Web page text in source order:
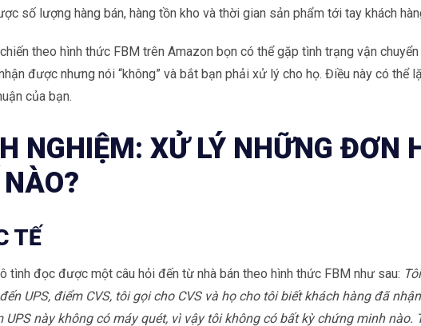
số lượng hàng bán, hàng tồn kho và thời gian sản phẩm tới tay khách
theo hình thức FBM trên Amazon bọn có thể gặp tình trạng vận
được nhưng nói “không” và bắt bạn phải xử lý cho họ. Điều này có
của bạn.
NGHIỆM: XỬ LÝ NHỮNG ĐƠN
TẾ
tình đọc được một câu hỏi đến từ nhà bán theo hình thức FBM như sau:
UPS, điểm CVS, tôi gọi cho CVS và họ cho tôi biết khách hàng đã
UPS này không có máy quét, vì vậy tôi không có bất kỳ chứng minh nào.